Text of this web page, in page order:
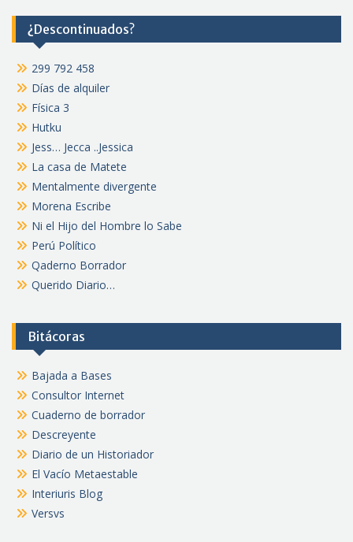
¿Descontinuados?
299 792 458
Días de alquiler
Física 3
Hutku
Jess… Jecca ..Jessica
La casa de Matete
Mentalmente divergente
Morena Escribe
Ni el Hijo del Hombre lo Sabe
Perú Político
Qaderno Borrador
Querido Diario…
Bitácoras
Bajada a Bases
Consultor Internet
Cuaderno de borrador
Descreyente
Diario de un Historiador
El Vacío Metaestable
Interiuris Blog
Versvs